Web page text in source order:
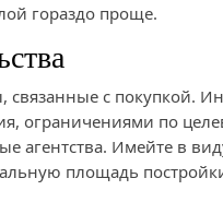
гораздо проще.
связанные с покупкой.
ограничениями по
агентства. Имейте в
площадь